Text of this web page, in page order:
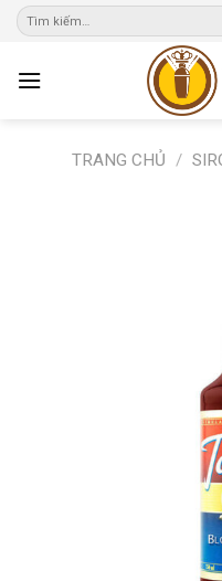
Skip
TRANG CHỦ /